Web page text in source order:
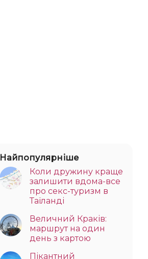
Найпопулярніше
Коли дружину краще
залишити вдома-все
про секс-туризм в
Таїланді
Величний Краків:
маршрут на один
день з картою
Пікантний